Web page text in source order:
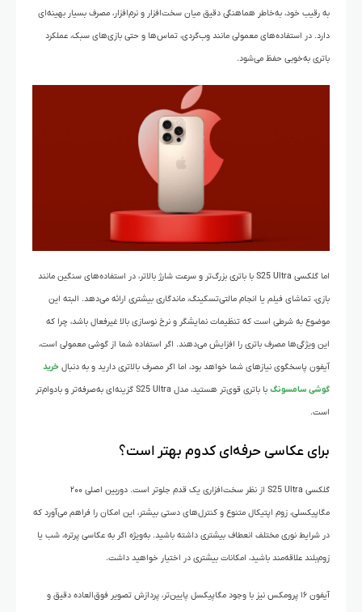
به رقیب خود، به‌خاطر هماهنگی دقیق میان سخت‌افزار و نرم‌افزار، مصرف بسیار بهینه‌ای
دارد. در استفاده‌های معمولی مانند وب‌گردی، تماس‌ها و حتی بازی‌های سبک، عملکرد
باتری به‌خوبی حفظ می‌شود.
اما گلکسی S25 Ultra با باتری بزرگ‌تر و سرعت شارژ بالاتر، در استفاده‌های سنگین مانند
بازی، تماشای فیلم یا انجام مالتی‌تسکینگ، ماندگاری بیشتری ارائه می‌دهد. البته این
موضوع به شرطی است که تنظیمات نمایشگر و نرخ نوسازی بالا غیرفعال باشد، چرا که
این ویژگی‌ها مصرف باتری را افزایش می‌دهند. اگر استفاده شما از گوشی معمولی است،
آیفون پاسخگوی نیازهای شما خواهد بود، اما اگر مصرف بالاتری دارید و به دنبال خرید
گوشی سامسونگ با باتری قوی‌تر هستید، مدل S25 Ultra گزینه‌ای به‌صرفه‌تر و بادوام‌تر
است.
برای عکاسی حرفه‌ای کدوم بهتر است؟
گلکسی S25 Ultra از نظر سخت‌افزاری یک قدم جلوتر است. دوربین اصلی ۲۰۰
مگاپیکسلی، زوم اپتیکال متنوع و کنترل‌های دستی بیشتر، این امکان را فراهم می‌آورد که
در شرایط نوری مختلف انعطاف بیشتری داشته باشید. به‌ویژه اگر به عکاسی پرتره، شب یا
زوم‌بلند علاقه‌مند باشید، امکانات بیشتری در اختیار خواهید داشت.
آیفون ۱۶ پرومکس نیز با وجود مگاپیکسل پایین‌تر، پردازش تصویر فوق‌العاده دقیق و